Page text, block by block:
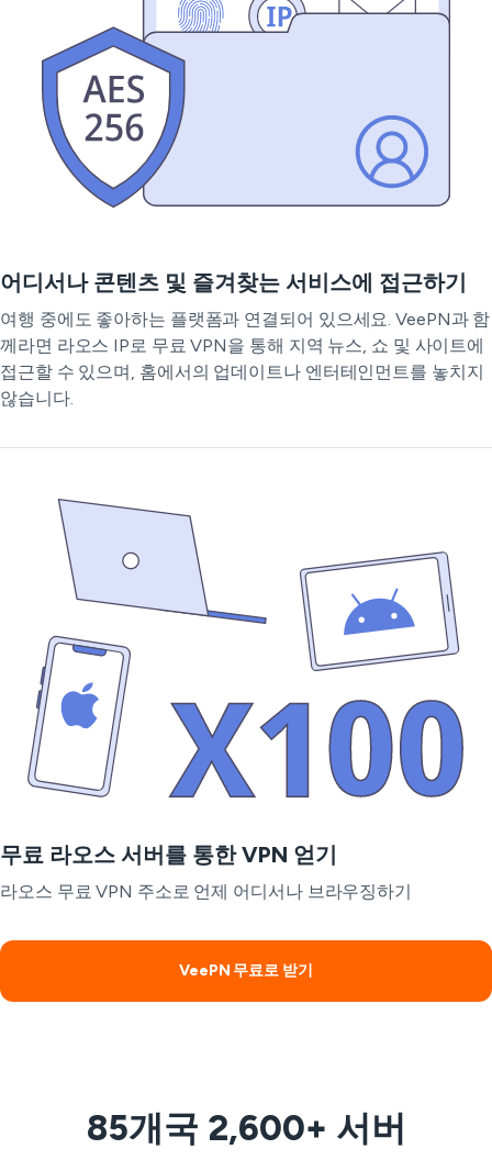
어디서나 콘텐츠 및 즐겨찾는 서비스에 접근하기
여행 중에도 좋아하는 플랫폼과 연결되어 있으세요. VeePN과 함
께라면 라오스 IP로 무료 VPN을 통해 지역 뉴스, 쇼 및 사이트에
접근할 수 있으며, 홈에서의 업데이트나 엔터테인먼트를 놓치지
않습니다.
무료 라오스 서버를 통한 VPN 얻기
라오스 무료 VPN 주소로 언제 어디서나 브라우징하기
VeePN 무료로 받기
85개국 2,600+ 서버